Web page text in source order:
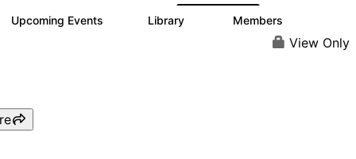
Upcoming Events Library Members
View Only